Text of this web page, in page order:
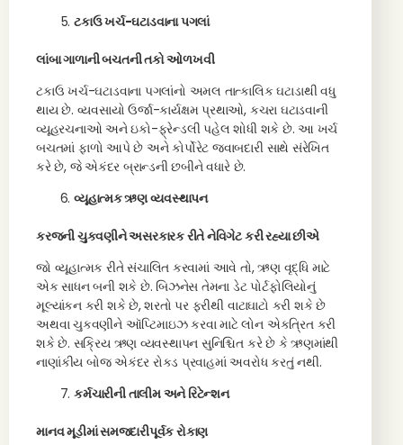
ટકાઉ ખર્ચ-ઘટાડવાના પગલાં
લાંબા ગાળાની બચતની તકો ઓળખવી
ટકાઉ ખર્ચ-ઘટાડવાના પગલાંનો અમલ તાત્કાલિક ઘટાડાથી વધુ
થાય છે. વ્યવસાયો ઉર્જા-કાર્યક્ષમ પ્રથાઓ, કચરા ઘટાડવાની
વ્યૂહરચનાઓ અને ઇકો-ફ્રેન્ડલી પહેલ શોધી શકે છે. આ ખર્ચ
બચતમાં ફાળો આપે છે અને કોર્પોરેટ જવાબદારી સાથે સંરેખિત
કરે છે, જે એકંદર બ્રાન્ડની છબીને વધારે છે.
વ્યૂહાત્મક ઋણ વ્યવસ્થાપન
કરજની ચુકવણીને અસરકારક રીતે નેવિગેટ કરી રહ્યા છીએ
જો વ્યૂહાત્મક રીતે સંચાલિત કરવામાં આવે તો, ઋણ વૃદ્ધિ માટે
એક સાધન બની શકે છે. બિઝનેસ તેમના ડેટ પોર્ટફોલિયોનું
મૂલ્યાંકન કરી શકે છે, શરતો પર ફરીથી વાટાઘાટો કરી શકે છે
અથવા ચુકવણીને ઑપ્ટિમાઇઝ કરવા માટે લોન એકત્રિત કરી
શકે છે. સક્રિય ઋણ વ્યવસ્થાપન સુનિશ્ચિત કરે છે કે ઋણમાંથી
નાણાંકીય બોજ એકંદર રોકડ પ્રવાહમાં અવરોધ કરતું નથી.
કર્મચારીની તાલીમ અને રિટેન્શન
માનવ મૂડીમાં સમજદારીપૂર્વક રોકાણ